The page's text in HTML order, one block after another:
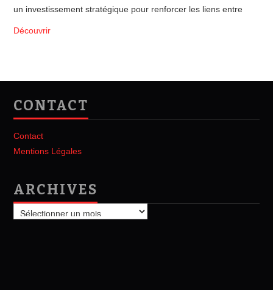
un investissement stratégique pour renforcer les liens entre
Découvrir
CONTACT
Contact
Mentions Légales
ARCHIVES
Archives